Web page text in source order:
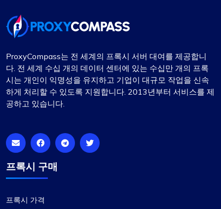
그들의 지원을 사랑합니다.
현재 1년 넘게 ProxyCompass를 사용해 왔으며 가
지원은 항상 신속하게 응답합니다.
ProxyCompass는 전 세계의 프록시 서버 대여를 제공합니
다. 전 세계 수십 개의 데이터 센터에 있는 수십만 개의 프록
시는 개인이 익명성을 유지하고 기업이 대규모 작업을 신속
하게 처리할 수 있도록 지원합니다. 2013년부터 서비스를 제
공하고 있습니다.
프록시 구매
프록시 가격